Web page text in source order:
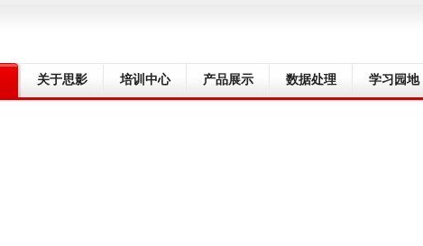
关于思影 培训中心 产品展示 数据处理 学习园地